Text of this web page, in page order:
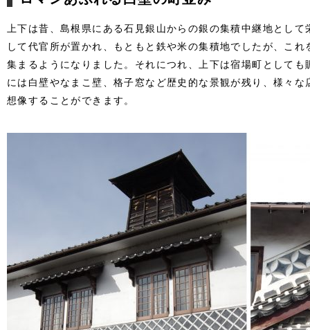
上下は昔、島根県にある石見銀山からの銀の集積中継地とし
して代官所が置かれ、もともと鉄や米の集積地でしたが、こ
集まるようになりました。それにつれ、上下は宿場町として
には白壁やなまこ壁、格子窓など歴史的な景観が残り、様々
想像することができます。